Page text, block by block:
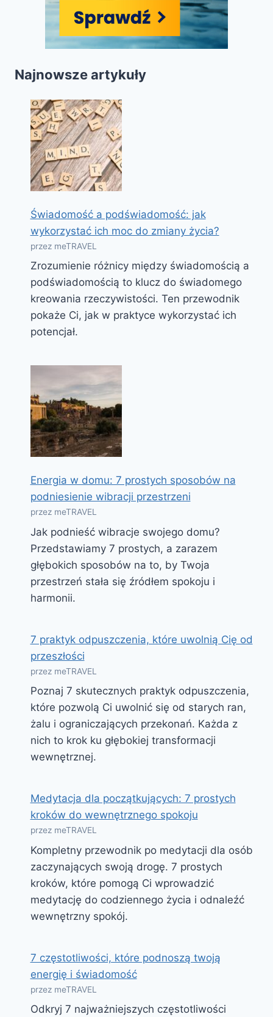
Najnowsze artykuły
Świadomość a podświadomość: jak
wykorzystać ich moc do zmiany życia?
przez meTRAVEL
Zrozumienie różnicy między świadomością a
podświadomością to klucz do świadomego
kreowania rzeczywistości. Ten przewodnik
pokaże Ci, jak w praktyce wykorzystać ich
potencjał.
Energia w domu: 7 prostych sposobów na
podniesienie wibracji przestrzeni
przez meTRAVEL
Jak podnieść wibracje swojego domu?
Przedstawiamy 7 prostych, a zarazem
głębokich sposobów na to, by Twoja
przestrzeń stała się źródłem spokoju i
harmonii.
7 praktyk odpuszczenia, które uwolnią Cię od
przeszłości
przez meTRAVEL
Poznaj 7 skutecznych praktyk odpuszczenia,
które pozwolą Ci uwolnić się od starych ran,
żalu i ograniczających przekonań. Każda z
nich to krok ku głębokiej transformacji
wewnętrznej.
Medytacja dla początkujących: 7 prostych
kroków do wewnętrznego spokoju
przez meTRAVEL
Kompletny przewodnik po medytacji dla osób
zaczynających swoją drogę. 7 prostych
kroków, które pomogą Ci wprowadzić
medytację do codziennego życia i odnaleźć
wewnętrzny spokój.
7 częstotliwości, które podnoszą twoją
energię i świadomość
przez meTRAVEL
Odkryj 7 najważniejszych częstotliwości